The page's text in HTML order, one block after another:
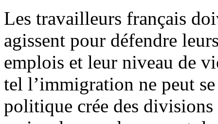
Les travailleurs français
agissent pour défendre
emplois et leur niveau de
tel l’immigration ne peut
politique crée des